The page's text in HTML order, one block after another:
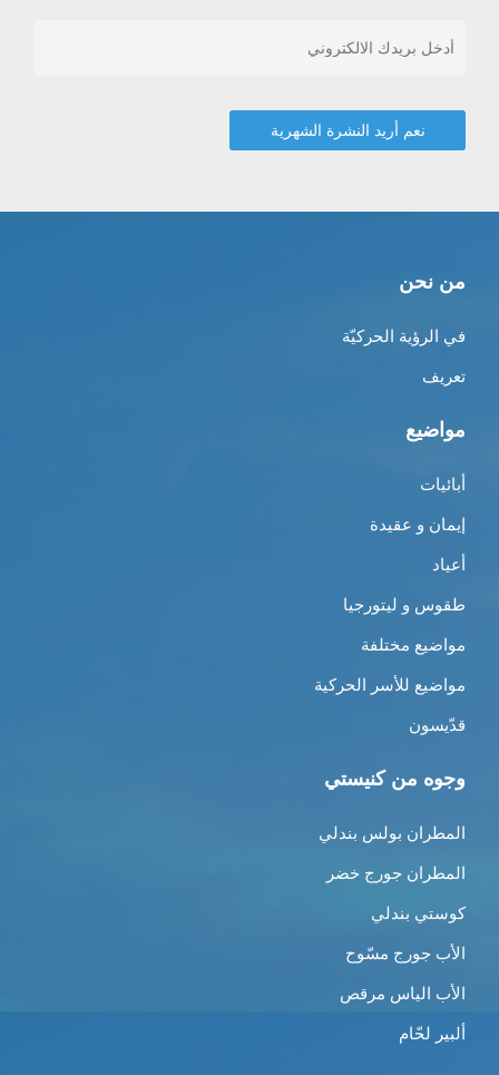
من نحن
في الرؤية الحركيّة
تعريف
مواضيع
أبائيات
إيمان و عقيدة
أعياد
طقوس و ليتورجيا
مواضيع مختلفة
مواضيع للأسر الحركية
قدّيسون
وجوه من كنيستي
المطران بولس بندلي
المطران جورج خضر
كوستي بندلي
الأب جورج مسّوح
الأب الياس مرقص
ألبير لحّام